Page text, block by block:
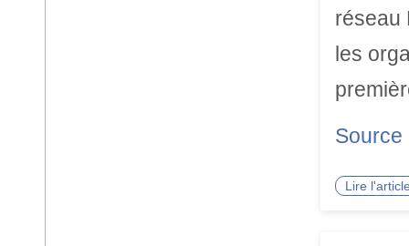
réseau
les
Source
Lire